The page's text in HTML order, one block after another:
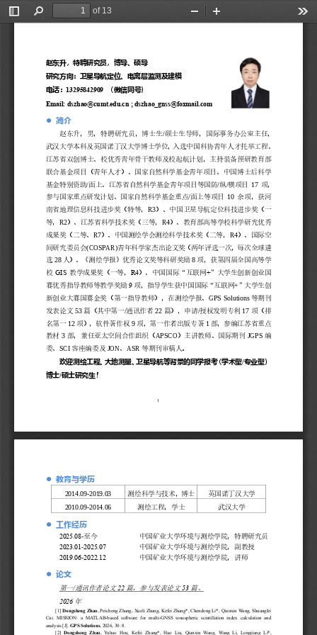
Toggle
Find
of 13
Zoom
1
赵东升，特聘研究员，博导、硕导
研究方向： 卫星导航定位、电离层监测及建模
电话：13295842909
（微信同号）
Email: dszhao@cumt.edu.cn ; dszhao_gnss@foxmail.com
⚫ 简介
赵东升，男，特聘研究员，博士生/硕士生导师，国际事务办公室主任，
武汉大学本科及英国诺丁汉大学博士学位，入选中国科协青年人才托举工程、
江苏省双创博士、校优秀青年骨干教师及校起航计划，主持装备预研教育部
联合基金项目（青年人才）、 国家自然科学基金青年项目、
中国博士后科学
基金特别资助/面上、 江苏省自然科学基金青年项目等国防/纵/横项目 17 项，
参与国家重点研发计划、国家自然科学基金重点/面上等项目 10 余项，获河
南省地理信息科技进步奖（特等， R3）、中国卫星导航定位科技进步奖（一
等， R2）、江苏省科学技术奖（三等， R4）、教育部高等学校科学研究优秀
成果奖（二等、 R7）、中国测绘学会测绘科学技术奖（二等， R4）、国际空
间研究委员会(COSPAR)青年科学家杰出论文奖（两年评选一次，每次全球遴
选 28 人）、《测绘学报》优秀论文奖等科研奖励 8 项，获第四届全国高等学
校 GIS 教学成果奖（一等， R4）、中国国际“互联网+”大学生创新创业国
赛优秀指导教师等教学奖励 9 项，指导学生获中国国际“互联网+ ”大学生创
新创业大赛国赛金奖（第一指导教师），在测绘学报、 GPS  Solutions 等期刊
发表论文 53 篇（其中第一/通讯作者 22 篇），申请/授权发明专利 17 项（排
名第一 12 项），软件著作权 9 项，第一作者出版专著 1 部，参编江苏省重点
教材 3 部，兼任亚太空间合作组织（APSCO）主讲教师、国际期刊 JGPS 编
委、 SCI 客座编委及 JON、 ASR 等期刊审稿人。
欢迎测绘工程、大地测量、卫星导航等背景的同学报考（学术型/专业型）
博士/硕士研究生！
⚫ 教育与学历
2014.09-2019.03 测绘科学与技术，博士
英国诺丁汉大学
2010.09-2014.06 测绘工程，学士 武汉大学
⚫ 工作经历
2025.08-至今
中国矿业大学环境与测绘学院，特聘研究员
2023.01-2025.07
中国矿业大学环境与测绘学院，副教授
2019.06-2022.12 中国矿业大学环境与测绘学院，讲师
⚫ 论文
第一/通讯作者论文 22 篇，参与发表论文 53 篇。
2026 年
[1] Dongsheng Zhao , Peicheng Zhang, Xueli Zhang, Kefei Zhang*, Chendong Li*,
Qianxin Wang, Shuanglei
Cui.  MISSION:  a  MATLAB-based  software  for  multi-GNSS  ionospheric  scintillation  index  calculation  and
analysis [J]. GPS Solutions, 2026, 30: 8.
[2] Dongsheng  Zhao ,  Yuhao  Hou,  Kefei  Zhang*,  Hao  Liu,  Qianxin  Wang,  Wang  Li,  Longjiang  L i*,